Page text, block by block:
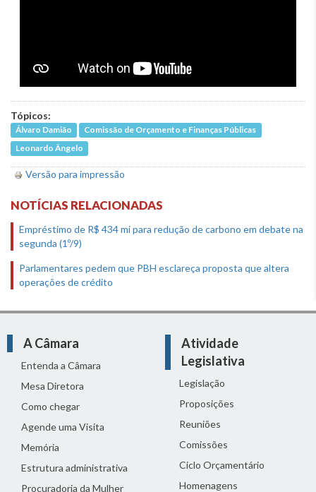
Tópicos:
Álvaro Damião
Comissão de Orçamento e Finanças Públicas
Leonardo Ângelo
Versão para impressão
NOTÍCIAS RELACIONADAS
Empréstimo de R$ 434 mi para redução de carbono em debate na
segunda (1º/9)
Parlamentares pedem que PBH esclareça proposta que altera
operações de crédito
A Câmara
Entenda a Câmara
Mesa Diretora
Como chegar
Agende uma Visita
Memória
Estrutura administrativa
Procuradoria da Mulher
Atividade
Legislativa
Legislação
Proposições
Reuniões
Comissões
Ciclo Orçamentário
Homenagens